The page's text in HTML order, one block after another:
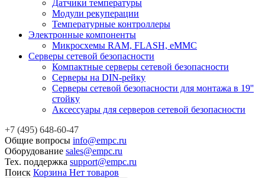
Датчики температуры
Модули рекуперации
Температурные контроллеры
Электронные компоненты
Микросхемы RAM, FLASH, eMMC
Серверы сетевой безопасности
Компактные серверы сетевой безопасности
Серверы на DIN-рейку
Серверы сетевой безопасности для монтажа в 19''
стойку
Аксессуары для серверов сетевой безопасности
+7 (495) 648-60-47
Общие вопросы info@empc.ru
Оборудование sales@empc.ru
Тех. поддержка support@empc.ru
Поиск Корзина Нет товаров